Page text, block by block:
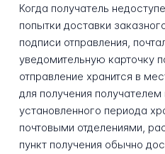
Когда получатель
попытки доставки
подписи отправления,
уведомительную карточку
отправление хранится в
для получения получателем
установленного периода
почтовыми отделениями,
пункт получения обычно